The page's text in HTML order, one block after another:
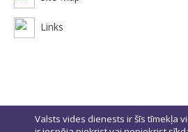
Valsts vides dienests ir šīs tīmekļa
Links